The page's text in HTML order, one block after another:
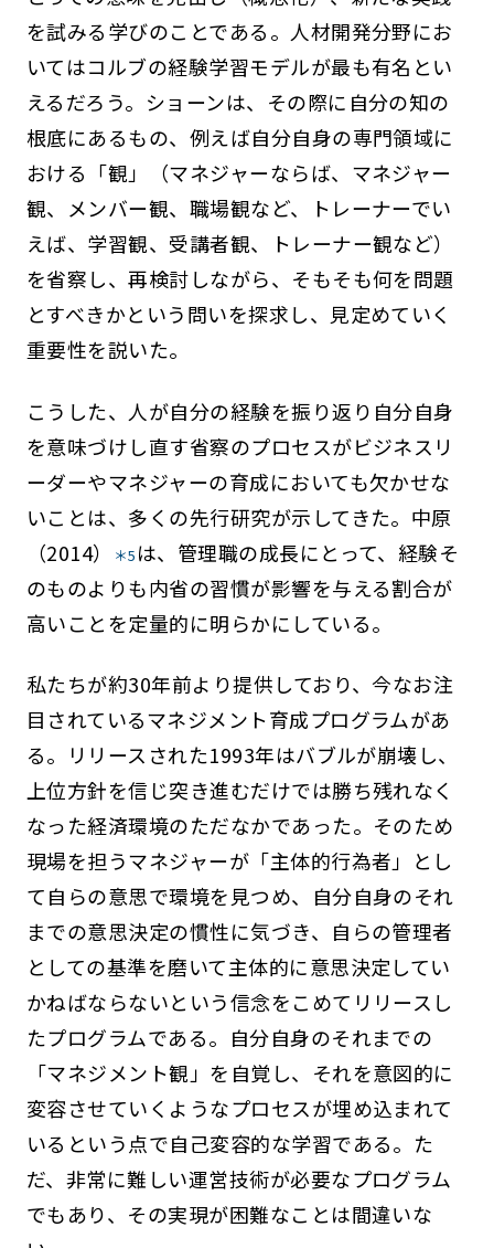
を試みる学びのことである。人材開発分野にお
いてはコルブの経験学習モデルが最も有名とい
えるだろう。ショーンは、その際に自分の知の
根底にあるもの、例えば自分自身の専門領域に
おける「観」（マネジャーならば、マネジャー
観、メンバー観、職場観など、トレーナーでい
えば、学習観、受講者観、トレーナー観など）
を省察し、再検討しながら、そもそも何を問題
とすべきかという問いを探求し、見定めていく
重要性を説いた。
こうした、人が自分の経験を振り返り自分自身
を意味づけし直す省察のプロセスがビジネスリ
ーダーやマネジャーの育成においても欠かせな
いことは、多くの先行研究が示してきた。中原
（2014）
＊5 は、管理職の成長にとって、経験そ
のものよりも内省の習慣が影響を与える割合が
高いことを定量的に明らかにしている。
私たちが約30年前より提供しており、今なお注
目されているマネジメント育成プログラムがあ
る。リリースされた1993年はバブルが崩壊し、
上位方針を信じ突き進むだけでは勝ち残れなく
なった経済環境のただなかであった。そのため
現場を担うマネジャーが「主体的行為者」とし
て自らの意思で環境を見つめ、自分自身のそれ
までの意思決定の慣性に気づき、自らの管理者
としての基準を磨いて主体的に意思決定してい
かねばならないという信念をこめてリリースし
たプログラムである。自分自身のそれまでの
「マネジメント観」を自覚し、それを意図的に
変容させていくようなプロセスが埋め込まれて
いるという点で自己変容的な学習である。た
だ、非常に難しい運営技術が必要なプログラム
でもあり、その実現が困難なことは間違いな